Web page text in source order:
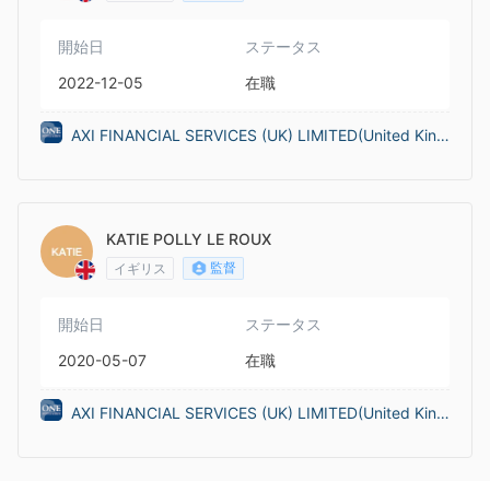
開始日
2022-12-05
ステータス
在職
AXI FINANCIAL SERVICES (UK) LIMITED(United King
KATIE POLLY LE ROUX
イギリス 監督
開始日
2020-05-07
ステータス
在職
AXI FINANCIAL SERVICES (UK) LIMITED(United King